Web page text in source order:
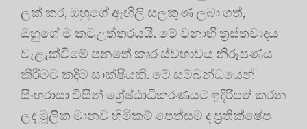
ලක් කර, ඔහුගේ ඇඟිලි සලකුණ ලබා ගත්,
ඔහුගේ ම කටඋත්තරයයි. මේ වනාහි ත්‍රස්තවාදය
වැළැක්වීමේ පනතේ කෘර ස්වභාවය නිරූපණය
කිරීමට කදිම සාක්ෂියකි. මේ සම්බන්ධයෙන්
සිංහරාසා විසින් ශ්‍රේෂ්ඨාධිකරණයට ඉදිරිපත් කරන
ලද මූලික මානව හිමිකම් පෙත්සම ද ප්‍රතික්ෂේප